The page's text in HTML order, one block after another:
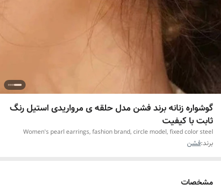
گوشواره زنانه برند فشن مدل حلقه ی مرواریدی استیل رنگ
ثابت با کیفیت
Women's pearl earrings, fashion brand, circle model, fixed color steel
برند:فشن
مشخصات